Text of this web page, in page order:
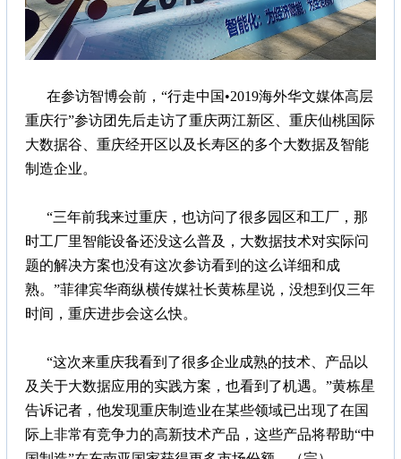
在参访智博会前，“行走中国•2019海外华文媒体高层
重庆行”参访团先后走访了重庆两江新区、重庆仙桃国际
大数据谷、重庆经开区以及长寿区的多个大数据及智能
制造企业。
“三年前我来过重庆，也访问了很多园区和工厂，那
时工厂里智能设备还没这么普及，大数据技术对实际问
题的解决方案也没有这次参访看到的这么详细和成
熟。”菲律宾华商纵横传媒社长黄栋星说，没想到仅三年
时间，重庆进步会这么快。
“这次来重庆我看到了很多企业成熟的技术、产品以
及关于大数据应用的实践方案，也看到了机遇。”黄栋星
告诉记者，他发现重庆制造业在某些领域已出现了在国
际上非常有竞争力的高新技术产品，这些产品将帮助“中